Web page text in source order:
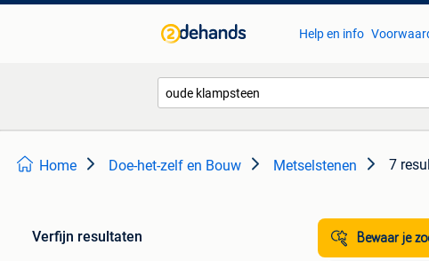
Help en info
Home Doe-het-zelf en Bouw Metselstenen 7
Verfijn resultaten
Bewaar je